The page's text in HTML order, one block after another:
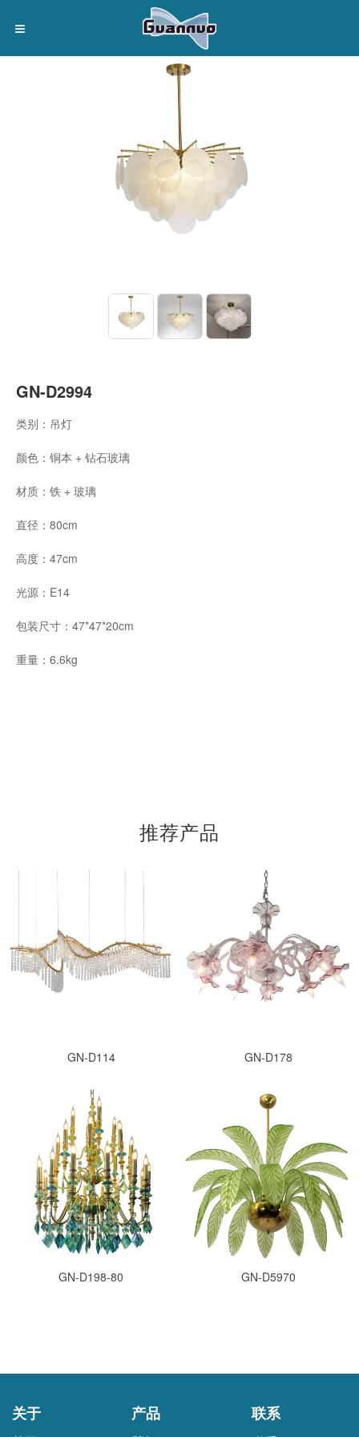
GN-D2994
类别：吊灯
颜色：铜本 + 钻石玻璃
材质：铁 + 玻璃
直径：80cm
高度：47cm
光源：E14
包装尺寸：47*47*20cm
重量：6.6kg
推荐产品
GN-D114 GN-D178
GN-D198-80 GN-D5970
关于 产品 联系